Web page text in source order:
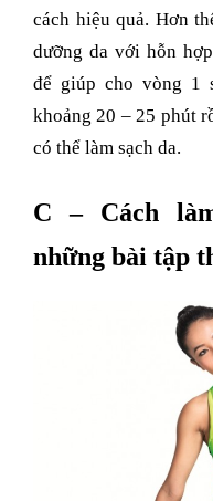
cách hiệu quả. Hơn
dưỡng da với hỗn
để giúp cho vòng 1
khoảng 20 – 25 phút
có thể làm sạch da.
C – Cách
những bài tập